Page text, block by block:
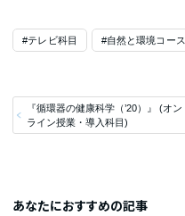
#テレビ科目 #自然と環境コース
『循環器の健康科学（’20）』 (オン
ライン授業・導入科目)
あなたにおすすめの記事